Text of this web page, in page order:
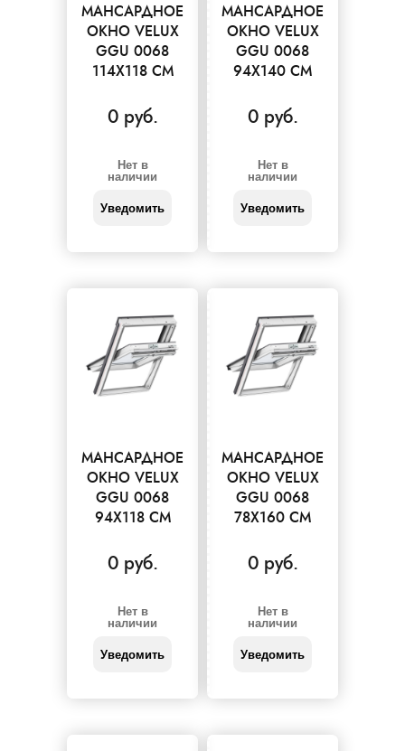
МАНСАРДНОЕ
ОКНО VELUX
GGU 0068
114X118 СМ
0 руб.
Нет в
наличии
Уведомить
МАНСАРДНОЕ
ОКНО VELUX
GGU 0068
94X140 СМ
0 руб.
Нет в
наличии
Уведомить
МАНСАРДНОЕ
ОКНО VELUX
GGU 0068
94X118 СМ
0 руб.
Нет в
наличии
Уведомить
МАНСАРДНОЕ
ОКНО VELUX
GGU 0068
78X160 СМ
0 руб.
Нет в
наличии
Уведомить